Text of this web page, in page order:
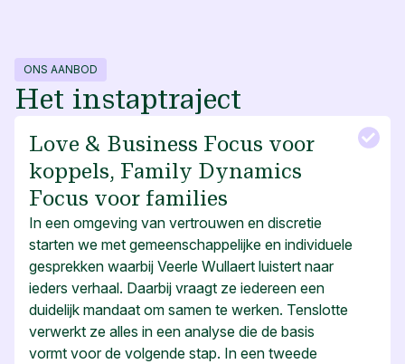
ONS AANBOD
Het instaptraject
Love & Business Focus voor
koppels, Family Dynamics
Focus voor families
In een omgeving van vertrouwen en discretie
starten we met gemeenschappelijke en individuele
gesprekken waarbij Veerle Wullaert luistert naar
ieders verhaal. Daarbij vraagt ze iedereen een
duidelijk mandaat om samen te werken. Tenslotte
verwerkt ze alles in een analyse die de basis
vormt voor de volgende stap. In een tweede